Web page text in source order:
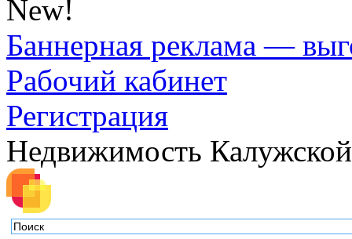
New!
Баннерная реклама —
Рабочий кабинет
Регистрация
Недвижимость